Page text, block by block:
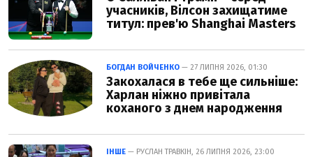
учасників, Вілсон захищатиме
титул: прев'ю Shanghai Masters
БОГДАН ВОЙЧЕНКО — 27 ЛИПНЯ 2026, 01:30
Закохалася в тебе ще сильніше:
Харлан ніжно привітала
коханого з днем народження
ІНШЕ — РУСЛАН ТРАВКІН, 26 ЛИПНЯ 2026, 23:00